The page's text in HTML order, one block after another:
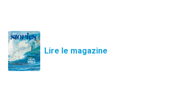
Lire le magazine